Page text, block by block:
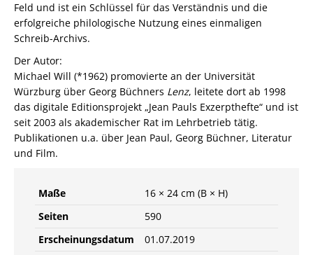
Feld und ist ein Schlüssel für das Verständnis und die
erfolgreiche philologische Nutzung eines einmaligen
Schreib-Archivs.
Der Autor:
Michael Will (*1962) promovierte an der Universität
Würzburg über Georg Büchners Lenz, leitete dort ab 1998
das digitale Editionsprojekt „Jean Pauls Exzerpthefte“ und ist
seit 2003 als akademischer Rat im Lehrbetrieb tätig.
Publikationen u.a. über Jean Paul, Georg Büchner, Literatur
und Film.
Maße
16 × 24 cm (B × H)
Seiten
590
Erscheinungsdatum
01.07.2019